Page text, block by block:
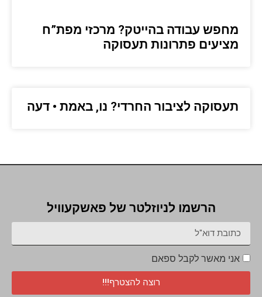
מחפש עבודה בהייטק? מרכזי מפת”ח
מציעים פתרונות תעסוקה
תעסוקה לציבור החרדי? נו, באמת • דעה
הרשמו לניוזלטר של פאשקעוויל
אני מאשר לקבל ספאם
רוצה להצטרף!!!